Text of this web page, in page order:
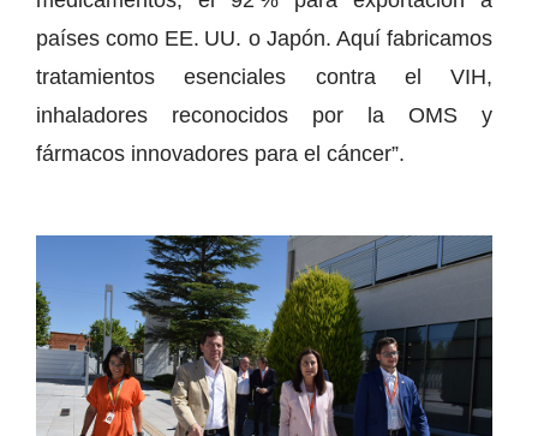
países como EE. UU. o Japón. Aquí fabricamos
tratamientos esenciales contra el VIH,
inhaladores reconocidos por la OMS y
fármacos innovadores para el cáncer”.